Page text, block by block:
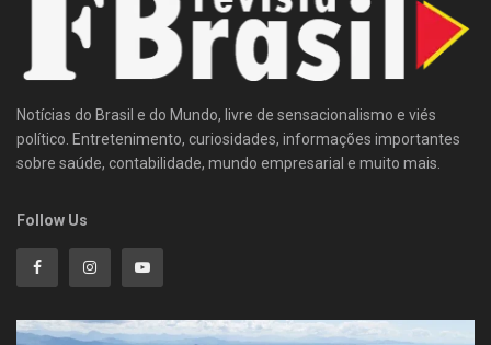
Notícias do Brasil e do Mundo, livre de sensacionalismo e viés
político. Entretenimento, curiosidades, informações importantes
sobre saúde, contabilidade, mundo empresarial e muito mais.
Follow Us